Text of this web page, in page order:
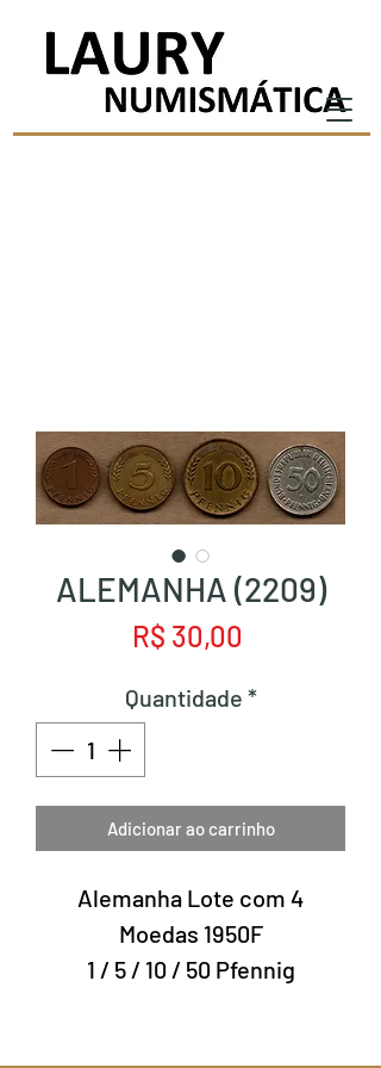
ALEMANHA (2209)
R$ 30,00
Quantidade *
Adicionar ao carrinho
Alemanha Lote com 4
Moedas 1950F
1 / 5 / 10 / 50 Pfennig